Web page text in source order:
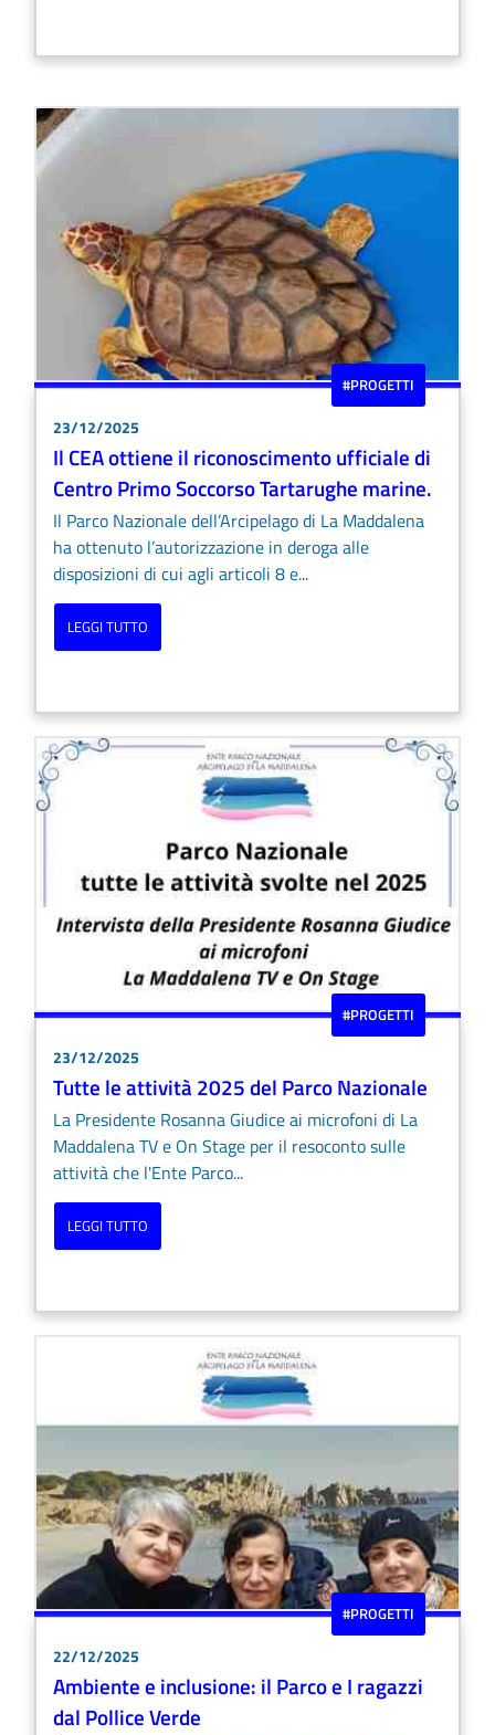
#PROGETTI
23/12/2025
Il CEA ottiene il riconoscimento ufficiale di
Centro Primo Soccorso Tartarughe marine.
Il Parco Nazionale dell’Arcipelago di La Maddalena
ha ottenuto l’autorizzazione in deroga alle
disposizioni di cui agli articoli 8 e...
LEGGI TUTTO
#PROGETTI
23/12/2025
Tutte le attività 2025 del Parco Nazionale
La Presidente Rosanna Giudice ai microfoni di La
Maddalena TV e On Stage per il resoconto sulle
attività che l'Ente Parco...
LEGGI TUTTO
#PROGETTI
22/12/2025
Ambiente e inclusione: il Parco e I ragazzi
dal Pollice Verde